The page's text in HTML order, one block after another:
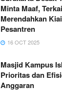
Minta Maaf,
Merendahkan
Pesantren
16 OCT 2025
Masjid Kampus
Prioritas dan
Anggaran